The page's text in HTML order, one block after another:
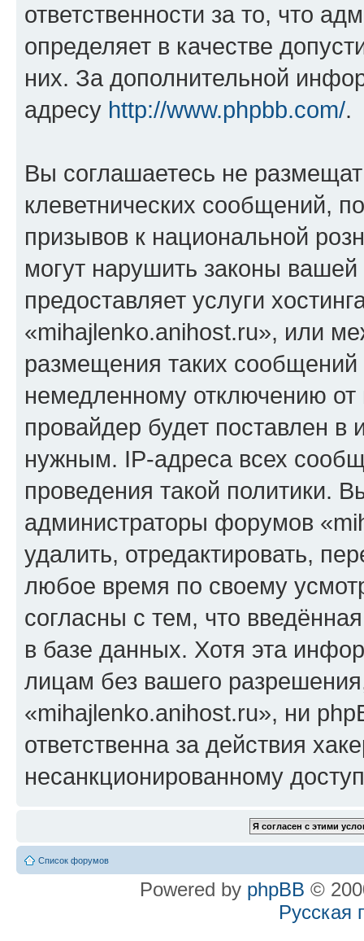
ответственности за то, что
определяет в качестве
них. За дополнительной
адресу http://www.phpbb.com/.
Вы соглашаетесь не
клеветнических сообщений,
призывов к национальной
могут нарушить законы
предоставляет услуги
«mihajlenko.anihost.ru», или
размещения таких
немедленному отключению
провайдер будет поставлен в
нужным. IP-адреса всех
проведения такой политики.
администраторы форумов
удалить, отредактировать,
любое время по своему
согласны с тем, что
в базе данных. Хотя эта
лицам без вашего
«mihajlenko.anihost.ru», ни
ответственна за действия
несанкционированному
Список форумов
Powered by phpBB ©
Русская